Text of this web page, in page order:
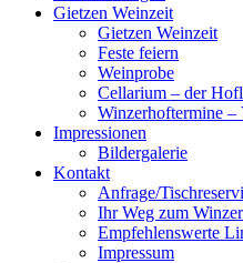
Gietzen Weinzeit
Gietzen Weinzeit
Feste feiern
Weinprobe
Cellarium – der
Winzerhoftermine –
Impressionen
Bildergalerie
Kontakt
Anfrage/
Ihr Weg zum
Empfehlenswerte
Impressum